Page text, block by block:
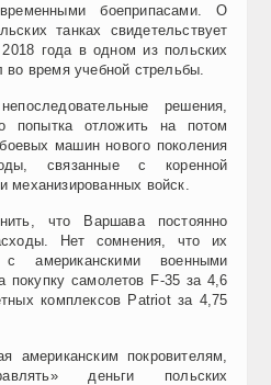
боеприпасами. О
танках свидетельствует
года в одном из польских
время учебной стрельбы.
решения,
попытка отложить на потом
машин нового поколения
связанные с коренной
механизированных войск.
что Варшава постоянно
Нет сомнения, что их
американскими военными
покупку самолетов F-35 за 4,6
комплексов Patriot за 4,75
американским покровителям,
деньги польских